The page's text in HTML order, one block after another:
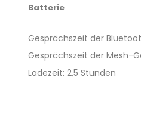
Batterie
Gesprächszeit der
Gesprächszeit der Mesh-
Ladezeit: 2,5 Stunden